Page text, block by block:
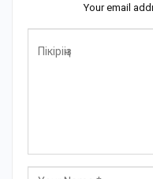
Your email